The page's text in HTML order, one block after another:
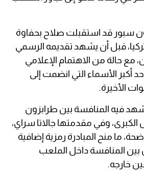
سبور قد استقبلت صلاح بحفاوة
قبل أن يشهد تقديمه الرسمي
مع حالة من الاهتمام الإعلامي
أكبر الأسماء التي انضمت إلى
الأخيرة.
فيه المنافسة بين طرابزون
وفي مقدمتها جالاتا سراي،
ما منح المبادرة رمزية إضافية
بين المنافسة داخل الملعب
خارجه.